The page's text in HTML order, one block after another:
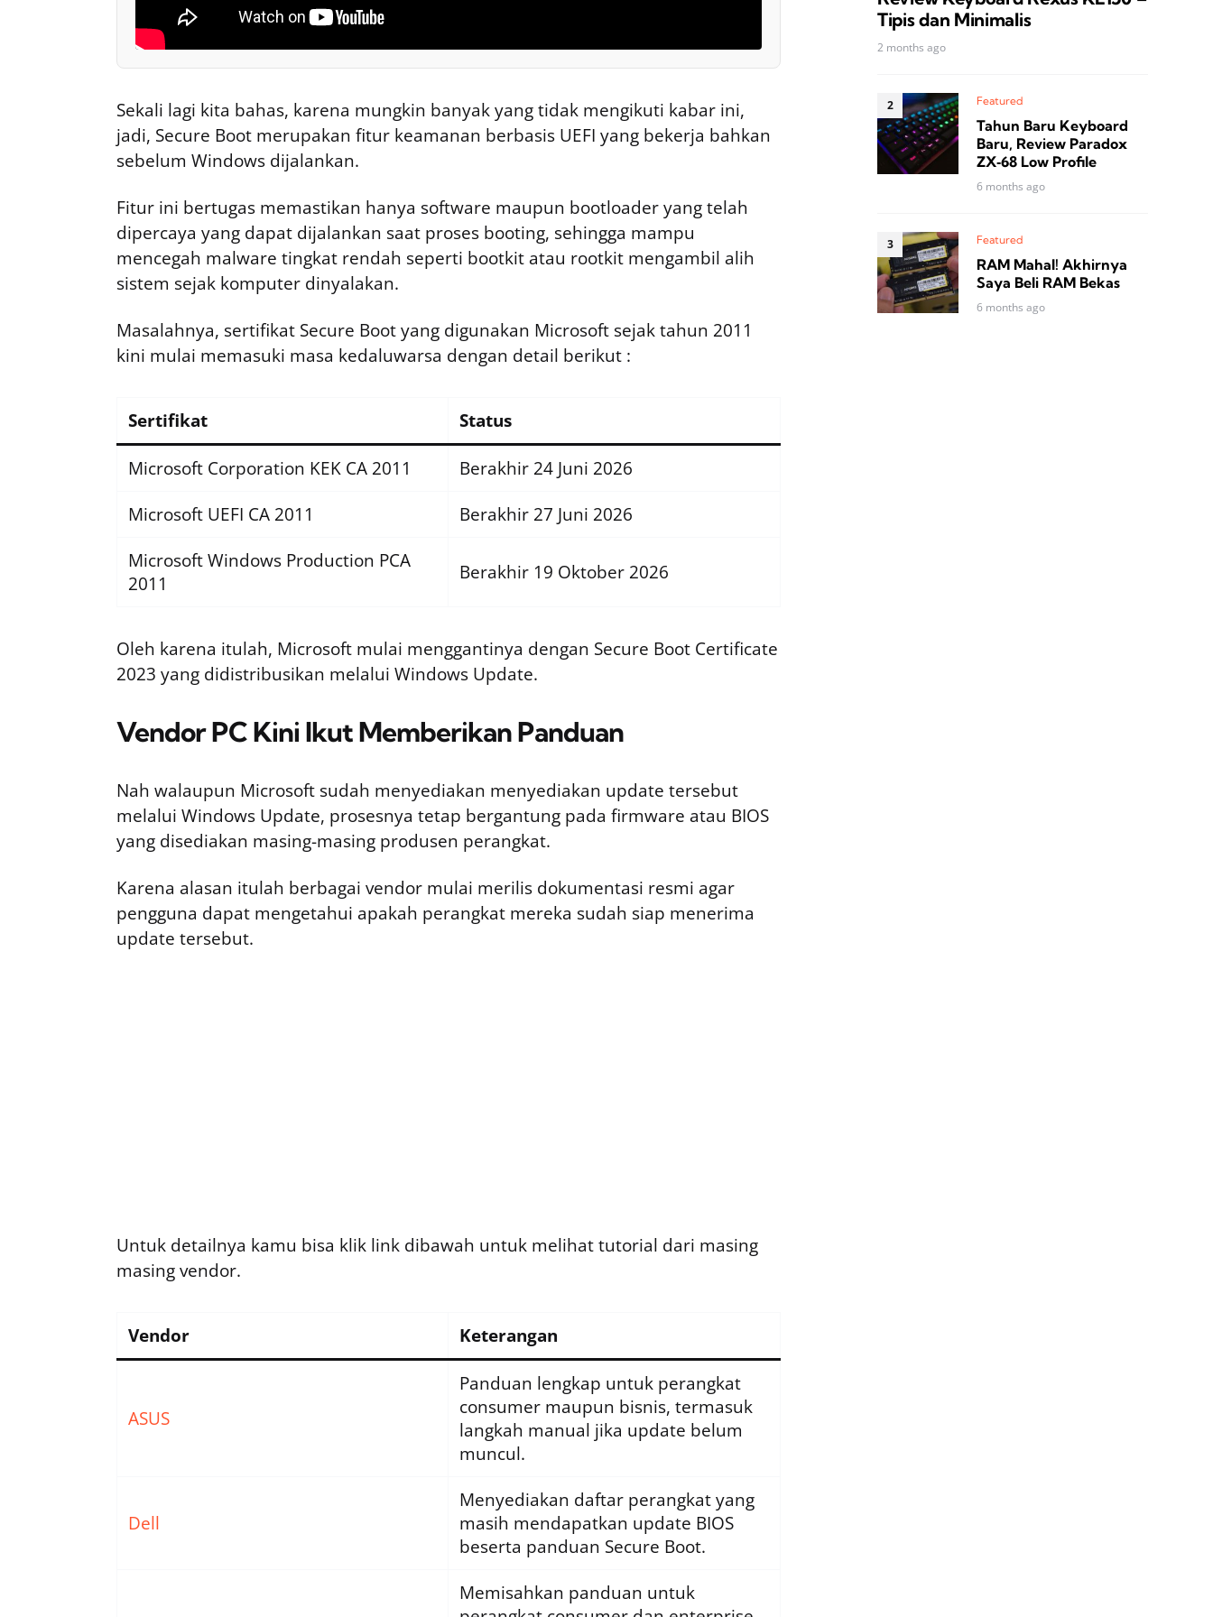
Sekali lagi kita bahas, karena mungkin banyak yang tidak mengikuti kabar ini,
jadi, Secure Boot merupakan fitur keamanan berbasis UEFI yang bekerja bahkan
sebelum Windows dijalankan.
Fitur ini bertugas memastikan hanya software maupun bootloader yang telah
dipercaya yang dapat dijalankan saat proses booting, sehingga mampu
mencegah malware tingkat rendah seperti bootkit atau rootkit mengambil alih
sistem sejak komputer dinyalakan.
Masalahnya, sertifikat Secure Boot yang digunakan Microsoft sejak tahun 2011
kini mulai memasuki masa kedaluwarsa dengan detail berikut :
Sertifikat Status
Microsoft Corporation KEK CA 2011
Berakhir 24 Juni 2026
Microsoft UEFI CA 2011
Berakhir 27 Juni 2026
Microsoft Windows Production PCA
2011
Berakhir 19 Oktober 2026
Oleh karena itulah, Microsoft mulai menggantinya dengan Secure Boot Certificate
2023 yang didistribusikan melalui Windows Update.
Vendor PC Kini Ikut Memberikan Panduan
Nah walaupun Microsoft sudah menyediakan menyediakan update tersebut
melalui Windows Update, prosesnya tetap bergantung pada firmware atau BIOS
yang disediakan masing-masing produsen perangkat.
Karena alasan itulah berbagai vendor mulai merilis dokumentasi resmi agar
pengguna dapat mengetahui apakah perangkat mereka sudah siap menerima
update tersebut.
Untuk detailnya kamu bisa klik link dibawah untuk melihat tutorial dari masing
masing vendor.
Vendor Keterangan
ASUS
Panduan lengkap untuk perangkat
consumer maupun bisnis, termasuk
langkah manual jika update belum
muncul.
Dell
Menyediakan daftar perangkat yang
masih mendapatkan update BIOS
beserta panduan Secure Boot.
Memisahkan panduan untuk
Tipis dan Minimalis
2 months ago
Featured
Tahun Baru Keyboard
Baru, Review Paradox
ZX‑68 Low Profile
6 months ago
Featured
RAM Mahal! Akhirnya
Saya Beli RAM Bekas
6 months ago